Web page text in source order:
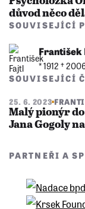
důvod něco
SOUVISEJÍCÍ
František
* 1912 †︎
SOUVISEJÍCÍ
25. 6. 2023
Malý pionýr
Jana Gogoly
PARTNEŘI A